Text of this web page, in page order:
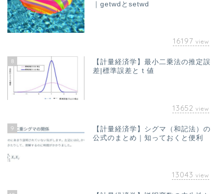
｜getwdとsetwd
16197 view
8
【計量経済学】最小二乗法の推定誤
差|標準誤差とｔ値
13652 view
9
【計量経済学】シグマ（和記法）の
公式のまとめ｜知っておくと便利
13043 view